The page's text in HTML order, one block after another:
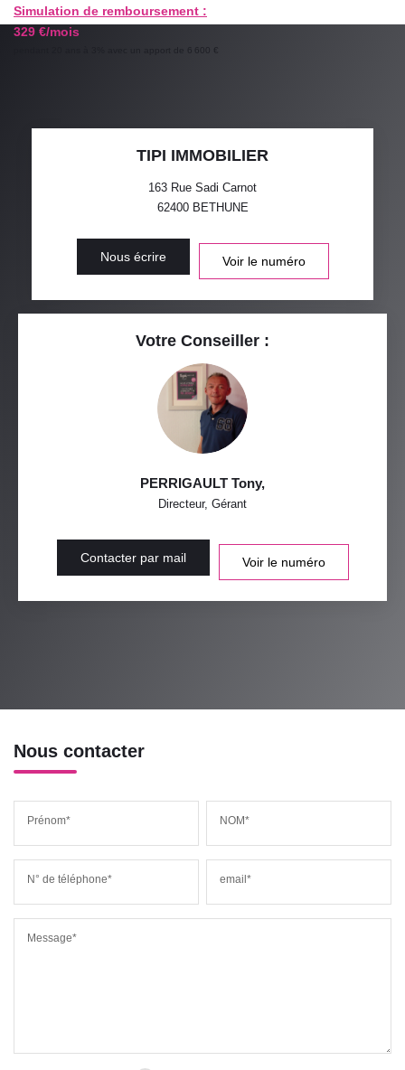
Simulation de remboursement :
329 €/mois
pendant 20 ans à 3% avec un apport de 6 600 €
TIPI IMMOBILIER
163 Rue Sadi Carnot
62400 BETHUNE
Nous écrire Voir le numéro
Votre Conseiller :
PERRIGAULT Tony,
Directeur, Gérant
Contacter par mail Voir le numéro
Nous contacter
Prénom* NOM*
N° de téléphone* email*
Message*